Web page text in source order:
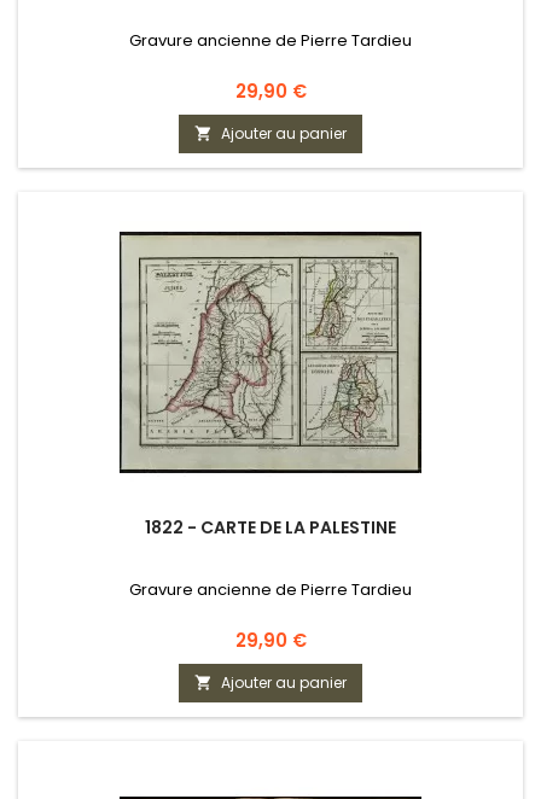
Gravure ancienne de Pierre Tardieu
Prix
29,90 €
 Ajouter au panier
1822 - CARTE DE LA PALESTINE
Gravure ancienne de Pierre Tardieu
Prix
29,90 €
 Ajouter au panier